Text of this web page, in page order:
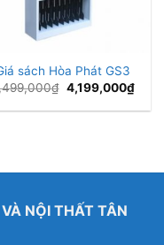
sách Hòa Phát GS3
₫ Giá
gốc
là:
4,199,000₫Giá
hiện
tại
NỘI THẤT TÂN